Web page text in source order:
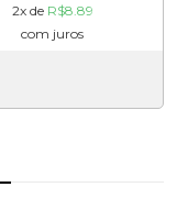
2x de R$8.89
com juros